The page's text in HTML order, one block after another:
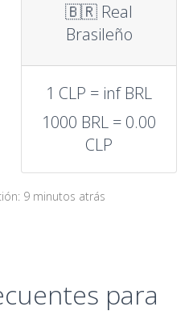
🇧🇷 Real
Brasileño
1 CLP = inf BRL
1000 BRL = 0.00
CLP
9 minutos atrás
para